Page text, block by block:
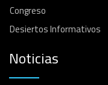
Congreso
Desiertos Informativos
Noticias